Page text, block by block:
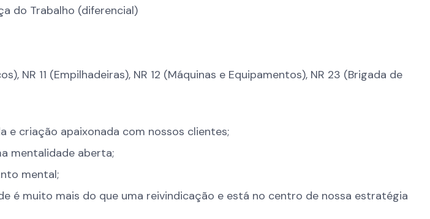
do Trabalho (diferencial)
NR 11 (Empilhadeiras), NR 12 (Máquinas e Equipamentos), NR 23 (Brigada de
e criação apaixonada com nossos clientes;
mentalidade aberta;
mental;
é muito mais do que uma reivindicação e está no centro de nossa estratégia